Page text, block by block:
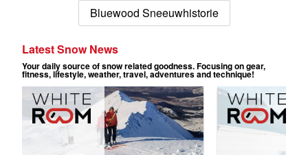
Bluewood Sneeuwhistorie